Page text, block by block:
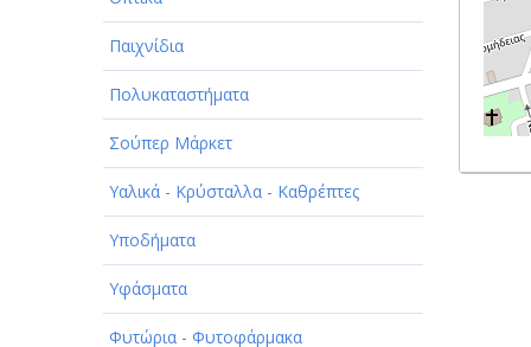
Παιχνίδια
Πολυκαταστήματα
Σούπερ Μάρκετ
Υαλικά - Κρύσταλλα - Καθρέπτες
Υποδήματα
Υφάσματα
Φυτώρια - Φυτοφάρμακα